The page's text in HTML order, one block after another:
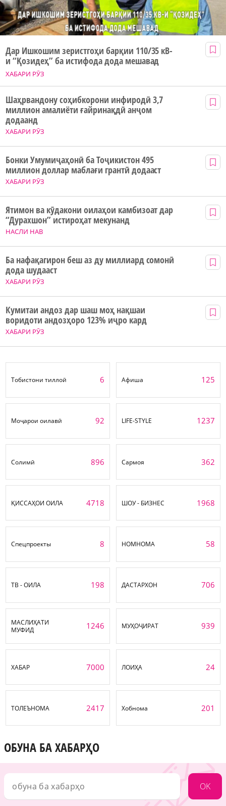
ХАБАРИ РӮЗ
Дар Ишкошим зеристгоҳи барқии 110/35 кВ-
и “Қозидеҳ” ба истифода дода мешавад
ХАБАРИ РӮЗ
Шаҳрвандону соҳибкорони инфиродӣ 3,7
миллион амалиёти ғайринақдӣ анҷом
додаанд
ХАБАРИ РӮЗ
Бонки Умумиҷаҳонӣ ба Тоҷикистон 495
миллион доллар маблағи грантӣ додааст
НАСЛИ НАВ
Ятимон ва кӯдакони оилаҳои камбизоат дар
“Дурахшон” истироҳат мекунанд
ХАБАРИ РӮЗ
Ба нафақагирон беш аз ду миллиард сомонӣ
дода шудааст
ХАБАРИ РӮЗ
Кумитаи андоз дар шаш моҳ нақшаи
воридоти андозҳоро 123% иҷро кард
Тобистони тиллоӣ 6 Афиша 125
Моҷарои оилавӣ 92 LIFE-STYLE 1237
Солимӣ 896 Сармоя 362
ҚИССАҲОИ ОИЛА 4718 ШОУ - БИЗНЕС 1968
Спецпроекты 8 НОМНОМА 58
ТВ - ОИЛА 198 ДАСТАРХОН 706
МАСЛИҲАТИ
МУФИД
1246 МУҲОҶИРАТ 939
ХАБАР 7000 ЛОИҲА 24
ТОЛЕЪНОМА 2417 Хобнома 201
ОБУНА БА ХАБАРҲО
OK